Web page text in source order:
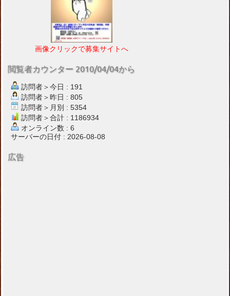
画像クリックで募集サイトへ
閲覧者カウンター 2010/04/04から
訪問者＞今日 : 191
訪問者＞昨日 : 805
訪問者＞月別 : 5354
訪問者＞合計 : 1186934
オンライン数 : 6
サーバーの日付 : 2026-08-08
広告